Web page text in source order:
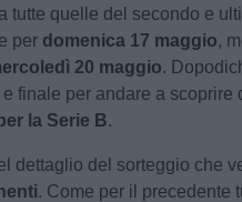
tutte quelle del secondo e
per domenica 17 maggio,
20 maggio.
finale per andare a scoprire
la Serie B.
dettaglio del sorteggio che
. Come per il precedente